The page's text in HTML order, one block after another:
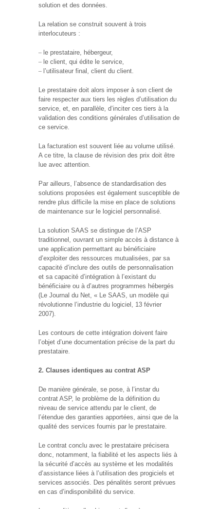
solution et des données.
La relation se construit souvent à trois
interlocuteurs :
– le prestataire, hébergeur,
– le client, qui édite le service,
– l’utilisateur final, client du client.
Le prestataire doit alors imposer à son client de
faire respecter aux tiers les règles d’utilisation du
service, et, en parallèle, d’inciter ces tiers à la
validation des conditions générales d’utilisation de
ce service.
La facturation est souvent liée au volume utilisé.
A ce titre, la clause de révision des prix doit être
lue avec attention.
Par ailleurs, l’absence de standardisation des
solutions proposées est également susceptible de
rendre plus difficile la mise en place de solutions
de maintenance sur le logiciel personnalisé.
La solution SAAS se distingue de l’ASP
traditionnel, ouvrant un simple accès à distance à
une application permettant au bénéficiaire
d’exploiter des ressources mutualisées, par sa
capacité d’inclure des outils de personnalisation
et sa capacité d’intégration à l’existant du
bénéficiaire ou à d’autres programmes hébergés
(Le Journal du Net, « Le SAAS, un modèle qui
révolutionne l’industrie du logiciel, 13 février
2007).
Les contours de cette intégration doivent faire
l’objet d’une documentation précise de la part du
prestataire.
2. Clauses identiques au contrat ASP
De manière générale, se pose, à l’instar du
contrat ASP, le problème de la définition du
niveau de service attendu par le client, de
l’étendue des garanties apportées, ainsi que de la
qualité des services fournis par le prestataire.
Le contrat conclu avec le prestataire précisera
donc, notamment, la fiabilité et les aspects liés à
la sécurité d’accès au système et les modalités
d’assistance liées à l’utilisation des progiciels et
services associés. Des pénalités seront prévues
en cas d’indisponibilité du service.